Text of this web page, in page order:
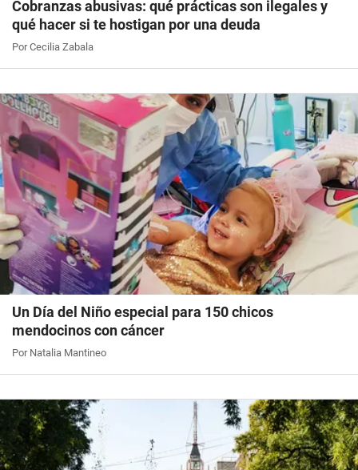
Cobranzas abusivas: qué prácticas son ilegales y
qué hacer si te hostigan por una deuda
Por Cecilia Zabala
Un Día del Niño especial para 150 chicos
mendocinos con cáncer
Por Natalia Mantineo